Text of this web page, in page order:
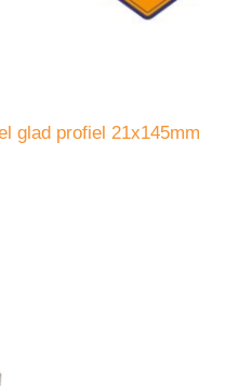
glad profiel 21x145mm